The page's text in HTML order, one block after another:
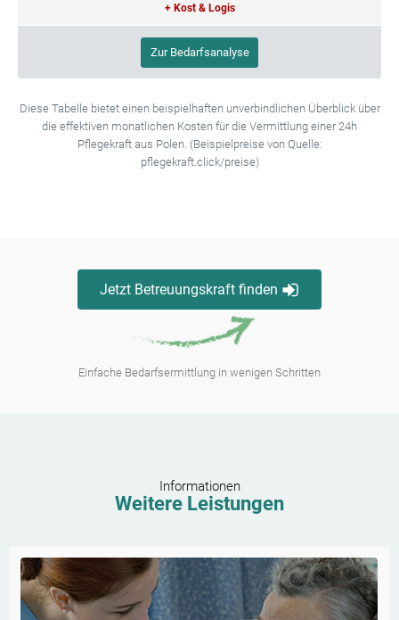
+ Kost & Logis
Zur Bedarfsanalyse
Diese Tabelle bietet einen beispielhaften unverbindlichen Überblick über
die effektiven monatlichen Kosten für die Vermittlung einer 24h
Pflegekraft aus Polen. (Beispielpreise von Quelle:
pflegekraft.click/preise)
Jetzt Betreuungskraft finden
Einfache Bedarfsermittlung in wenigen Schritten
Informationen
Weitere Leistungen